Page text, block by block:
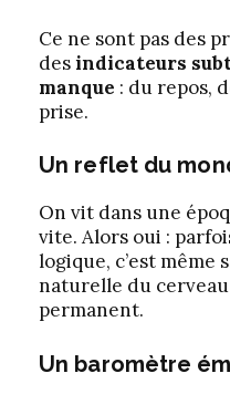
Ce ne sont pas des
desindicateurs
manque : du repos,
prise.
Un reflet du
On vit dans une
vite. Alors oui :
logique, c’est même
naturelle du
permanent.
Un baromètre